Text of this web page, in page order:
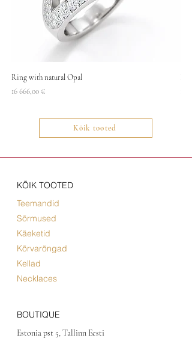
Ring with natural Opal
Price
16 666,00 €
Kõik tooted
KÕIK TOOTED
Teemandid
Sõrmused
Käeketid
Kõrvarõngad
Kellad
Necklaces
BOUTIQUE
Estonia pst 5, Tallinn Eesti